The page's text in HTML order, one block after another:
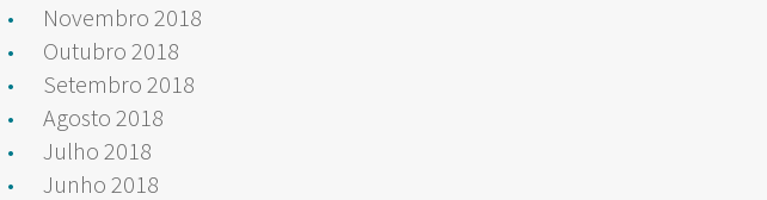
Novembro 2018
Outubro 2018
Setembro 2018
Agosto 2018
Julho 2018
Junho 2018